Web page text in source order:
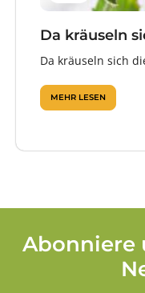
Da kräuseln
Da kräuseln sich
MEHR LESEN
Abonniere